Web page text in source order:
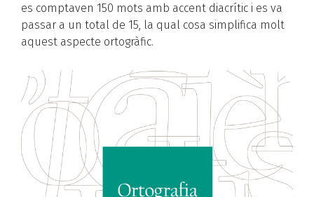
es comptaven 150 mots amb accent diacrític i es va
passar a un total de 15, la qual cosa simplifica molt
aquest aspecte ortogràfic.